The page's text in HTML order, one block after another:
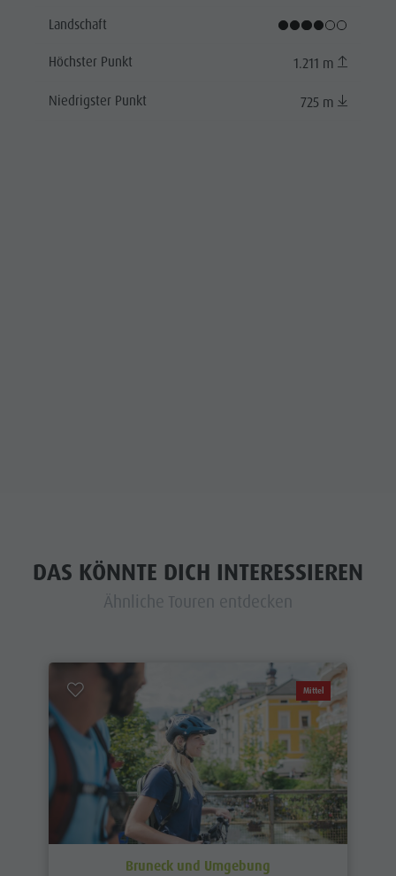
Landschaft
Höchster Punkt 1.211 m
Niedrigster Punkt 725 m
DAS KÖNNTE DICH INTERESSIEREN
Ähnliche Touren entdecken
Mittel
Bruneck und Umgebung